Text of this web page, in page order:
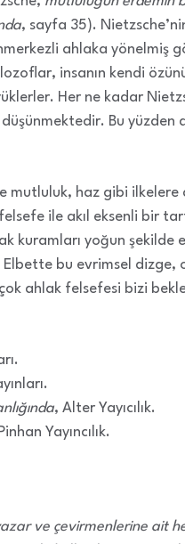
, sayfa 35).
ahlaka yönelmiş
insanın kendi
Her ne kadar
düşünmektedir. Bu yüzden
mutluluk, haz gibi
ile akıl eksenli bir
yoğun şekilde
bu evrimsel
ahlak felsefesi bizi
, Alter Yayıcılık.
Yayıncılık.
ve çevirmenlerine ait